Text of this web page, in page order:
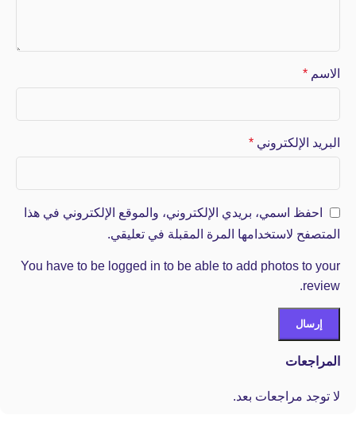
المراجعات
لا توجد مراجعات بعد.
الاسم *
البريد الإلكتروني *
احفظ اسمي، بريدي الإلكتروني، والموقع الإلكتروني في هذا
المتصفح لاستخدامها المرة المقبلة في تعليقي.
You have to be logged in to be able to add photos to your
review.